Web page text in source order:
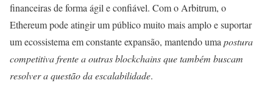
financeiras de forma ágil e confiável. Com o Arbitrum, o
Ethereum pode atingir um público muito mais amplo e suportar
um ecossistema em constante expansão, mantendo uma postura
competitiva frente a outras blockchains que também buscam
resolver a questão da escalabilidade.